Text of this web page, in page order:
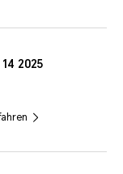
2025